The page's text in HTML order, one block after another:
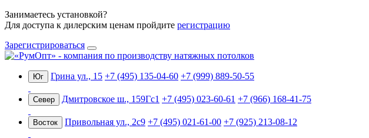
Занимаетесь установкой?
Для доступа к дилерским ценам пройдите регистрацию
Зарегистрироваться
Юг Грина ул., 15 +7 (495) 135-04-60 +7 (999) 889-50-55
Север Дмитровское ш., 159Гс1 +7 (495) 023-60-61 +7 (966) 168-41-75
Восток Привольная ул., 2с9 +7 (495) 021-61-00 +7 (925) 213-08-12